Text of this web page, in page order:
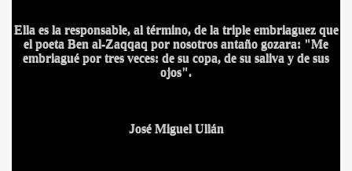
Ella es la responsable, al término, de la triple embriaguez que
el poeta Ben al-Zaqqaq por nosotros antaño gozara: "Me
embriagué por tres veces: de su copa, de su saliva y de sus
ojos".
José Miguel Ullán